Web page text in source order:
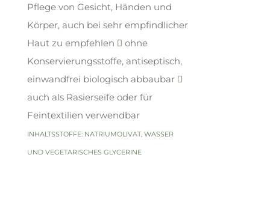
Pflege von Gesicht, Händen und
Körper, auch bei sehr empfindlicher
Haut zu empfehlen
ohne
Konservierungsstoffe, antiseptisch,
einwandfrei biologisch abbaubar
auch als Rasierseife oder für
Feintextilien verwendbar
INHALTSSTOFFE: NATRIUMOLIVAT, WASSER
UND VEGETARISCHES GLYCERINE